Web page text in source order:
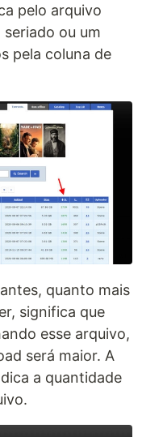
pelo arquivo
seriado ou um
pela coluna de
quanto mais
significa que
esse arquivo,
será maior. A
a quantidade